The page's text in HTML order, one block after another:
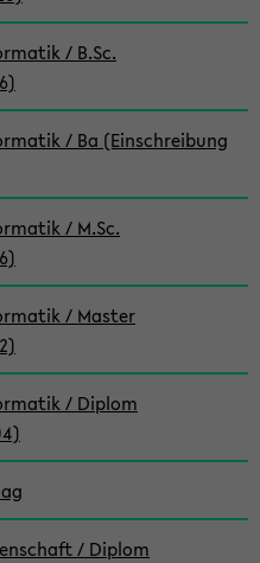
/ B.Sc.
/ Ba (Einschreibung
/ M.Sc.
/ Master
/ Diplom
/ Diplom